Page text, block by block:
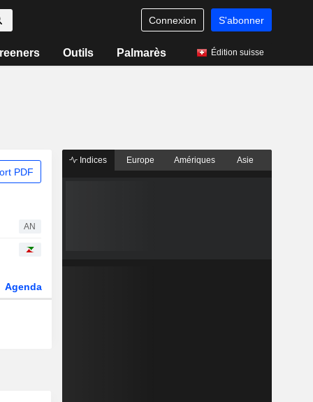
Connexion S'abonner
Outils Palmarès Édition suisse
PDF
AN
Agenda
Indices Europe Amériques Asie